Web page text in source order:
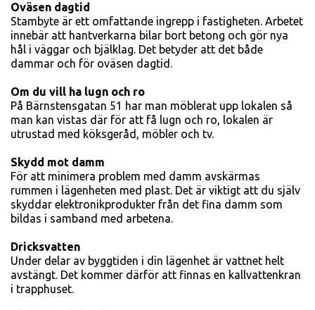
Oväsen dagtid
Stambyte är ett omfattande ingrepp i fastigheten. Arbetet
innebär att hantverkarna bilar bort betong och gör nya
hål i väggar och bjälklag. Det betyder att det både
dammar och för oväsen dagtid.
Om du vill ha lugn och ro
På Bärnstensgatan 51 har man möblerat upp lokalen så
man kan vistas där för att få lugn och ro, lokalen är
utrustad med köksgeråd, möbler och tv.
Skydd mot damm
För att minimera problem med damm avskärmas
rummen i lägenheten med plast. Det är viktigt att du själv
skyddar elektronikproduk­ter från det fina damm som
bildas i samband med arbetena.
Dricksvatten
Under delar av byggtiden i din lägenhet är vattnet helt
avstängt. Det kommer därför att finnas en kallvattenkran
i trapphuset.